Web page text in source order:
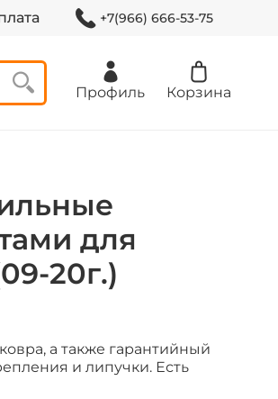
+7(966) 666-53-75
Профиль Корзина
для
20г.)
а также гарантийный
и липучки. Есть